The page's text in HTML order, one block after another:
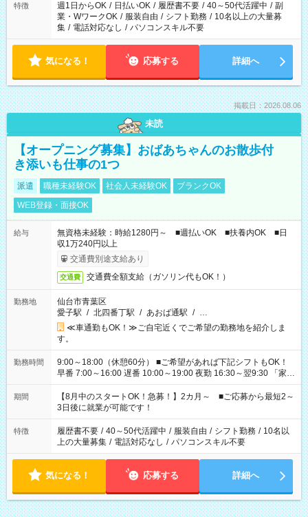
特徴 週1日からOK / 日払いOK / 履歴書不要 / 40～50代活躍中 / 副
業・WワークOK / 服装自由 / シフト勤務 / 10名以上の大量募
集 / 電話対応なし / パソコンスキル不要
気になる！ 応募する 詳細へ
掲載日：2026.08.06
未読
【オープニング募集】おばあちゃんのお散歩付
き添いも仕事の1つ
派遣 職種未経験OK 社会人未経験OK
ブランクOK
WEB登録・面接OK
給与
無資格未経験：時給1280円～ ■週払いOK ■扶養内OK ■日
収1万240円以上
交通費別途支給あり
交通費 交通費全額支給（ガソリン代もOK！）
勤務地
仙台市青葉区
愛子駅 / 北四番丁駅 / あおば通駅 / …
≪車通勤もOK！≫ご自宅近くでご希望の勤務地を紹介しま
す。
勤務時間
9:00～18:00（休憩60分） ■ご希望があれば下記シフトもOK！
早番 7:00～16:00 遅番 10:00～19:00 夜勤 16:30～翌9:30 「家族
と休みを合わせたい」 「余裕を持って夕飯の準備がしたい」
「できれば残業はしたくない」 など、ご希望を教えてください
ね。 ※Wワーク希望の方へ 今ご覧のお仕事で希望する勤務時間
と、もう1つのお仕事の勤務時間。 合計で週40時間を超える場
合は応募できません。
期間
【8月中のスタートOK！急募！】2カ月～ ■ご応募から最短2～
3日後に就業が可能です！
特徴 履歴書不要 / 40～50代活躍中 / 服装自由 / シフト勤務 / 10名以
上の大量募集 / 電話対応なし / パソコンスキル不要
気になる！ 応募する 詳細へ